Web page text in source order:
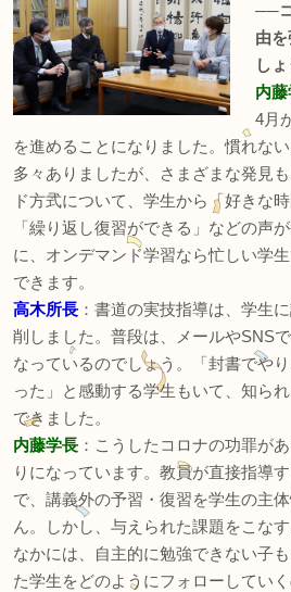
──
由
しょ
内
4月
を進めることになりました。慣れな
多々ありましたが、さまざまな発見
ド方式について、学生から「好きな
「繰り返し復習ができる」などの声
に、オンデマンド学習なら忙しい学
できます。
高木所長 ：書道の実技指導は、学生
削しました。普段は、メールやSNS
なっているのでしょう。「封書でや
った」と感動する学生もいて、知ら
できました。
内藤学長 ：こうしたコロナの功罪が
りになっています。教員が直接指導
で、講義外の予習・復習を学生の主
ん。しかし、与えられた課題をこな
なかには、自主的に勉強できない子
た学生をどのようにフォローしてい